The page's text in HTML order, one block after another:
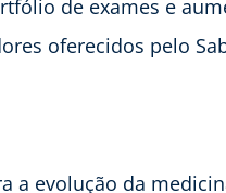
de exames e
oferecidos pelo
a evolução da